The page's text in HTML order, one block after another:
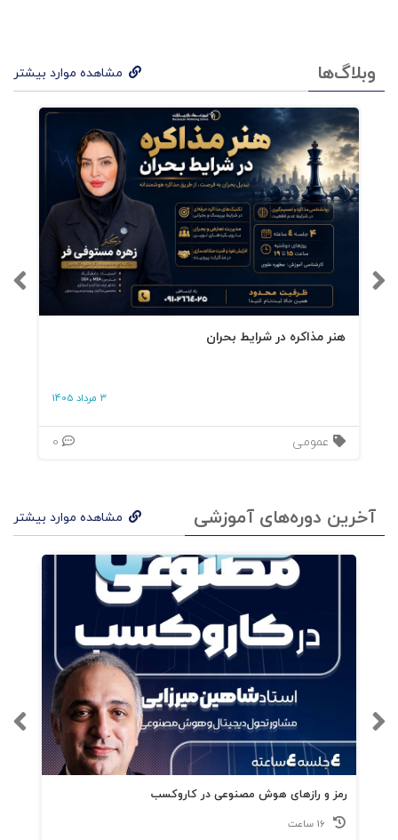
این را هم اضافه کنم که من در این کتاب فرمول
با راه من تفاوت داشته باشد. مهم استفاده از
چهارچوب فکری گنجانده شده در این کتاب است.
اگر تصمیم به شروع کسب و کار غذایی خود دارید،
در فکر بهبود وضعیت مجموعه خود هستید، در یک
مجموعه غذایی کار می کنید و استخدام هستید،
این کتاب دقیقا مختص شما نوشته شده است. در
این کتاب تلاش کرده ام تا از اضافه گویی پرهیز کنم
به امید آنکه بتوانم تأثیری هرچند کوچک در افزایش
کیفیت صنعت غذا در ایران داشته باشم.
وبلاگ‌ها مشاهده موارد بیشتر
هنر مذاکره در شرایط بحران
3 مرداد 1405
عمومی
آخرین دوره‌های آموزشی مشاهده موارد بیشتر
رمز و رازهای هوش مصنوعی در کاروکسب